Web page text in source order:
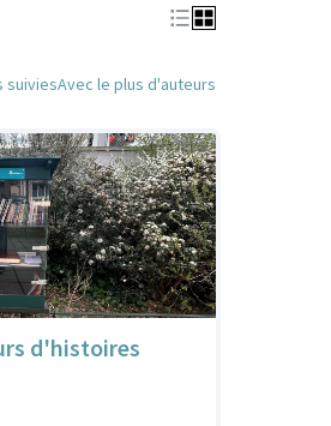
suiviesAvec le plus d'auteurs
d'histoires